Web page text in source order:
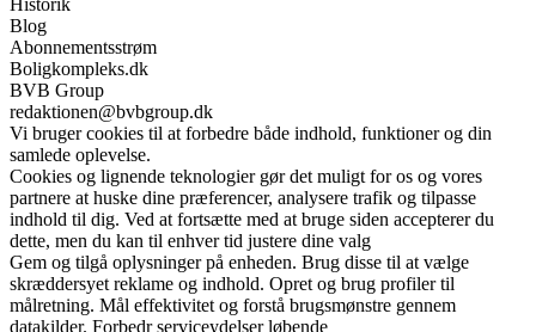
Historik
Blog
Abonnementsstrøm
Boligkompleks.dk
BVB Group
redaktionen@bvbgroup.dk
Vi bruger cookies til at forbedre både indhold, funktioner og din
samlede oplevelse.
Cookies og lignende teknologier gør det muligt for os og vores
partnere at huske dine præferencer, analysere trafik og tilpasse
indhold til dig. Ved at fortsætte med at bruge siden accepterer du
dette, men du kan til enhver tid justere dine valg
Gem og tilgå oplysninger på enheden. Brug disse til at vælge
skræddersyet reklame og indhold. Opret og brug profiler til
målretning. Mål effektivitet og forstå brugsmønstre gennem
datakilder. Forbedr serviceydelser løbende